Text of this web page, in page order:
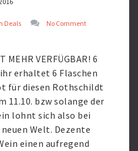
Deals No Comment
MEHR VERFÜGBAR! 6
erhaltet 6 Flaschen
für diesen Rothschildt
11.10. bzw solange der
lohnt sich also bei
Welt. Dezente
einen aufregend